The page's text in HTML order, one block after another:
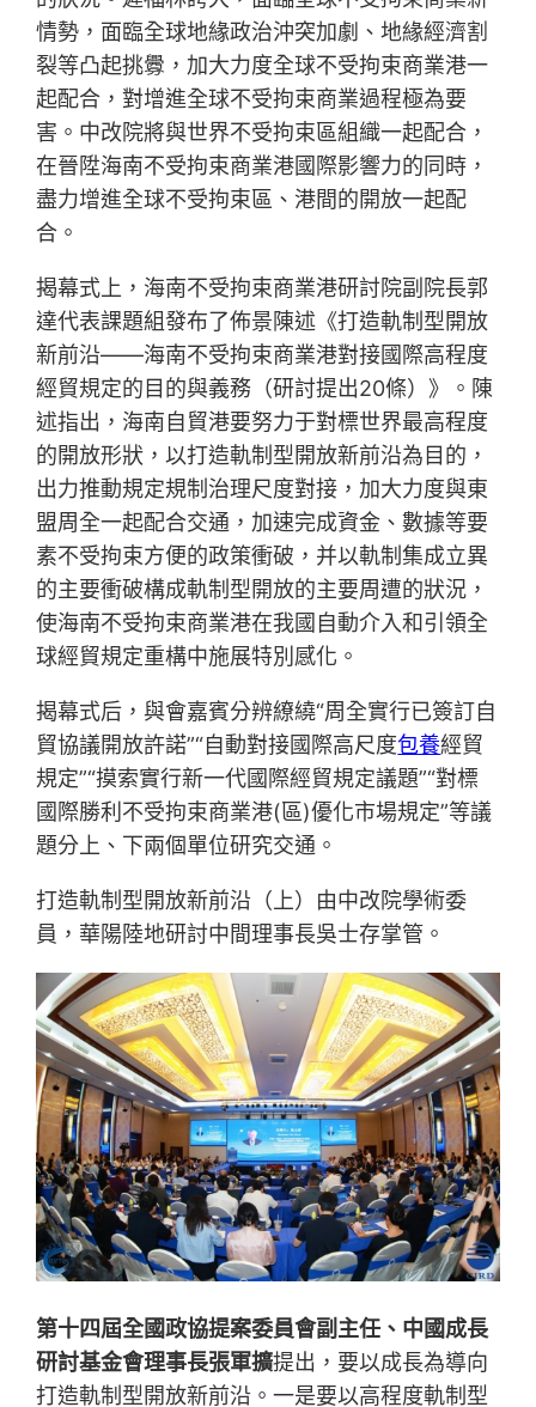
情勢，面臨全球地緣政治沖突加劇、地緣經濟割
裂等凸起挑釁，加大力度全球不受拘束商業港一
起配合，對增進全球不受拘束商業過程極為要
害。中改院將與世界不受拘束區組織一起配合，
在晉陞海南不受拘束商業港國際影響力的同時，
盡力增進全球不受拘束區、港間的開放一起配
合。
揭幕式上，海南不受拘束商業港研討院副院長郭
達代表課題組發布了佈景陳述《打造軌制型開放
新前沿——海南不受拘束商業港對接國際高程度
經貿規定的目的與義務（研討提出20條）》。陳
述指出，海南自貿港要努力于對標世界最高程度
的開放形狀，以打造軌制型開放新前沿為目的，
出力推動規定規制治理尺度對接，加大力度與東
盟周全一起配合交通，加速完成資金、數據等要
素不受拘束方便的政策衝破，并以軌制集成立異
的主要衝破構成軌制型開放的主要周遭的狀況，
使海南不受拘束商業港在我國自動介入和引領全
球經貿規定重構中施展特別感化。
揭幕式后，與會嘉賓分辨繚繞“周全實行已簽訂自
貿協議開放許諾”“自動對接國際高尺度包養經貿
規定”“摸索實行新一代國際經貿規定議題”“對標
國際勝利不受拘束商業港(區)優化市場規定”等議
題分上、下兩個單位研究交通。
打造軌制型開放新前沿（上）由中改院學術委
員，華陽陸地研討中間理事長吳士存掌管。
第十四屆全國政協提案委員會副主任、中國成長
研討基金會理事長張軍擴提出，要以成長為導向
打造軌制型開放新前沿。一是要以高程度軌制型